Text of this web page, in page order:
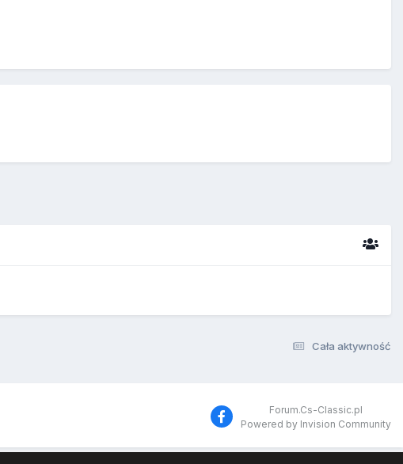
Cała aktywność
Forum.Cs-Classic.pl
Powered by Invision Community